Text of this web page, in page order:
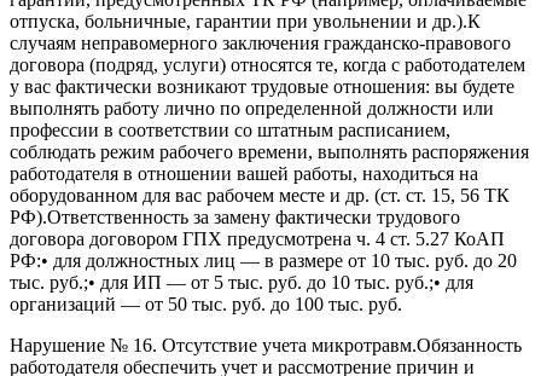
отпуска, больничные, гарантии при увольнении и др.).К
случаям неправомерного заключения гражданско-правового
договора (подряд, услуги) относятся те, когда с работодателем
у вас фактически возникают трудовые отношения: вы будете
выполнять работу лично по определенной должности или
профессии в соответствии со штатным расписанием,
соблюдать режим рабочего времени, выполнять распоряжения
работодателя в отношении вашей работы, находиться на
оборудованном для вас рабочем месте и др. (ст. ст. 15, 56 ТК
РФ).Ответственность за замену фактически трудового
договора договором ГПХ предусмотрена ч. 4 ст. 5.27 КоАП
РФ:• для должностных лиц — в размере от 10 тыс. руб. до 20
тыс. руб.;• для ИП — от 5 тыс. руб. до 10 тыс. руб.;• для
организаций — от 50 тыс. руб. до 100 тыс. руб.
Нарушение № 16. Отсутствие учета микротравм.Обязанность
работодателя обеспечить учет и рассмотрение причин и